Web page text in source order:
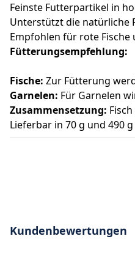
Feinste Futterpartikel in
Unterstützt die natürliche
Empfohlen für rote Fische
Fütterungsempfehlung:
Fische: Zur Fütterung
Garnelen: Für Garnelen
Zusammensetzung:
Lieferbar in 70 g und 490 g
Kundenbewertungen